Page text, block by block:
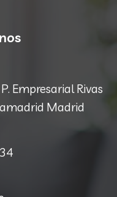
Empresarial Rivas
Madrid